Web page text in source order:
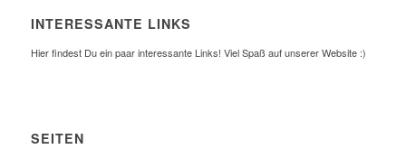
INTERESSANTE LINKS
Hier findest Du ein paar interessante Links! Viel Spaß auf unserer Website :)
SEITEN